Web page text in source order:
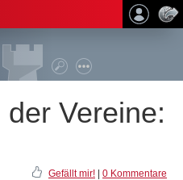
Vereine:
Gefällt mir! 0 Kommentare